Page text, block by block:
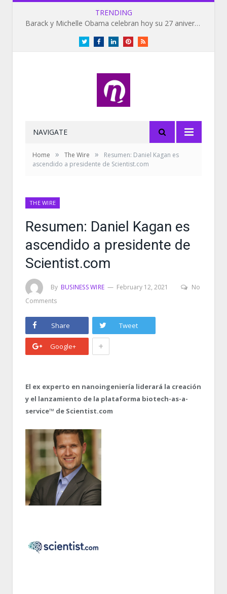
TRENDING
Barack y Michelle Obama celebran hoy su 27 aniversario de bodas
TwitterFacebookLinkedInPinterestRSS
NAVIGATE
Home » The Wire »
Resumen: Daniel Kagan es
ascendido a presidente de Scientist.com
THE WIRE
Resumen: Daniel Kagan es
ascendido a presidente de
Scientist.com
By BUSINESS WIRE February 12, 2021
No
Comments
Share Tweet
Google+ +
El ex experto en nanoingeniería liderará la creación
y el lanzamiento de la plataforma biotech-as-a-
service™ de Scientist.com